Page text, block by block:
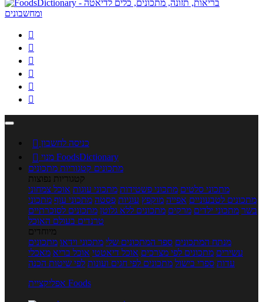






 כניסה לחשבון

מנוי FoodsDictionary
מתכונים קטגוריות מתכונים
קטגוריות נפוצות
מתכוני סלטים מתכוני פשטידות מתכוני עוגות אוכל צמחוני
מתכונים לטבעוניים אפייה מוקפץ עוגיות פסטה מתכוני עוף מתכוני
בשר מתכוני ילדים מרקים מתכונים ללא גלוטן מתכונים לסוכרתיים
טרנדים בעולם האוכל
מיוחדים
מנתח המתכונים ספר המתכונים שלי מתכוני וידאו מתכונים
עשירים מתכונים לפי מצרכים אוכל דיאטטי אוכל בריא מאכלי
עדות ספרי בישול מתכונים לפי חגים ועונות לפי שיטות הכנה
אפליקציית Foods